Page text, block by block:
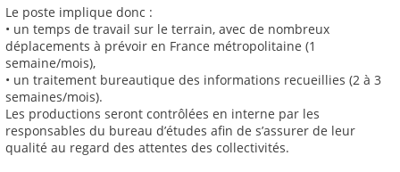
Le poste implique donc :
• un temps de travail sur le terrain, avec de nombreux
déplacements à prévoir en France métropolitaine (1
semaine/mois),
• un traitement bureautique des informations recueillies (2 à 3
semaines/mois).
Les productions seront contrôlées en interne par les
responsables du bureau d’études afin de s’assurer de leur
qualité au regard des attentes des collectivités.